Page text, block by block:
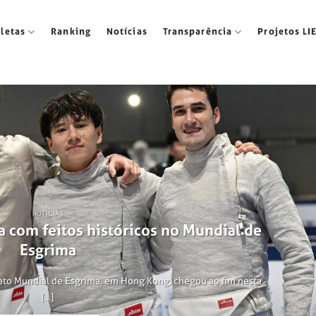
Ranking Notícias Transparência Projetos LIE
NOTÍCIAS
com feitos históricos no Mundial de
Esgrima
Mundial de Esgrima, em Hong Kong, chegou ao fim nesta
[...]